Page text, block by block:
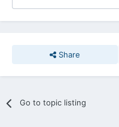
Share
Go to topic listing